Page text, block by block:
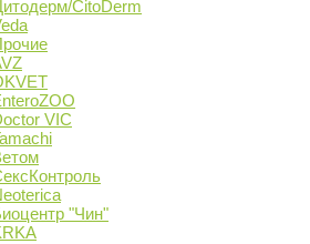
CitoDerm
VIC
"Чин"